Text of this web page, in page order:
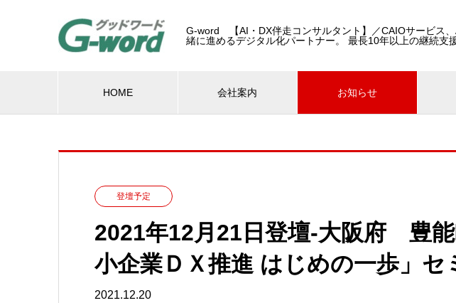
G-word 【AI・DX伴走コンサルタント】／CAIOサービス
緒に進めるデジタル化パートナー。 最長10年以上の継続支
HOME 会社案内 お知らせ
登壇予定
2021年12月21日登壇-大阪府 豊
小企業ＤＸ推進 はじめの一歩」セ
2021.12.20